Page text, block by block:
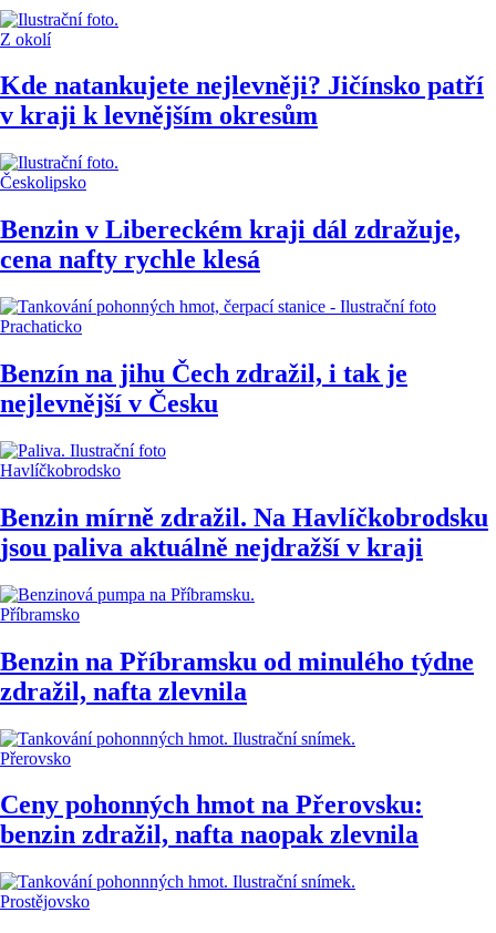
Z okolí
Kde natankujete nejlevněji? Jičínsko patří
v kraji k levnějším okresům
Českolipsko
Benzin v Libereckém kraji dál zdražuje,
cena nafty rychle klesá
Prachaticko
Benzín na jihu Čech zdražil, i tak je
nejlevnější v Česku
Havlíčkobrodsko
Benzin mírně zdražil. Na Havlíčkobrodsku
jsou paliva aktuálně nejdražší v kraji
Příbramsko
Benzin na Příbramsku od minulého týdne
zdražil, nafta zlevnila
Přerovsko
Ceny pohonných hmot na Přerovsku:
benzin zdražil, nafta naopak zlevnila
Prostějovsko